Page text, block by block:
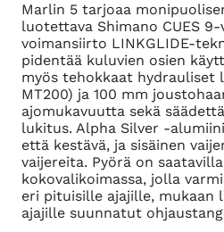
Marlin 5 tarjoaa
luotettava Shimano CUES
voimansiirto LINKGLIDE-
pidentää kuluvien osien
myös tehokkaat hydrauliset
MT200) ja 100 mm
ajomukavuutta sekä
lukitus. Alpha Silver -
että kestävä, ja sisäinen
vaijereita. Pyörä on
kokovalikoimassa, jolla
eri pituisille ajajille, mukaan
ajajille suunnatut